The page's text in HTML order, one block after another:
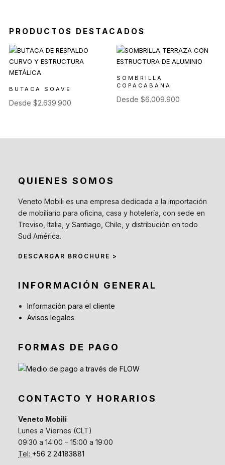
PRODUCTOS DESTACADOS
BUTACA SOAVE
Desde $2.639.900
SOMBRILLA
COPACABANA
Desde$6.009.900
QUIENES SOMOS
Veneto Mobili es una empresa dedicada a la importación
de mobiliario para oficina, casa y hotelería, con sede en
Treviso, Italia, y Santiago, Chile, y distribución en todo
Sud América.
DESCARGAR BROCHURE >
INFORMACIÓN GENERAL
Información para el cliente
Avisos legales
FORMAS DE PAGO
CONTACTO Y HORARIOS
Veneto Mobili
Lunes a Viernes (CLT)
09:30 a 14:00 – 15:00 a 19:00
Tel: +56 2 24183881